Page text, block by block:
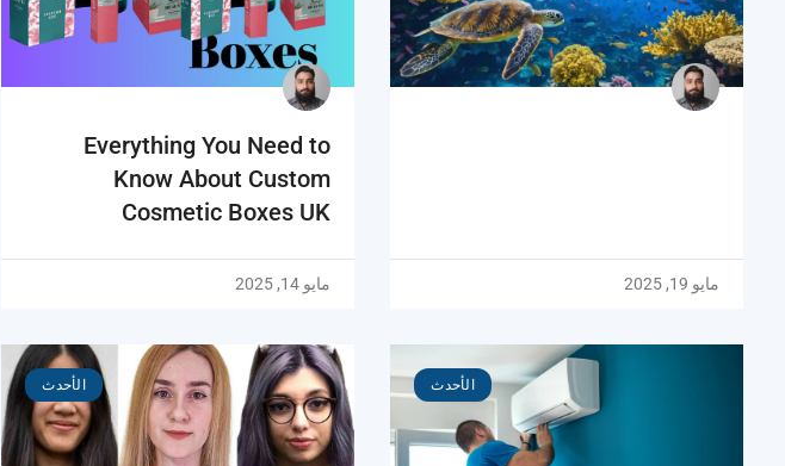
مايو 19, 2025
Everything You Need to
Know About Custom
Cosmetic Boxes UK
مايو 14, 2025
الأحدث الأحدث